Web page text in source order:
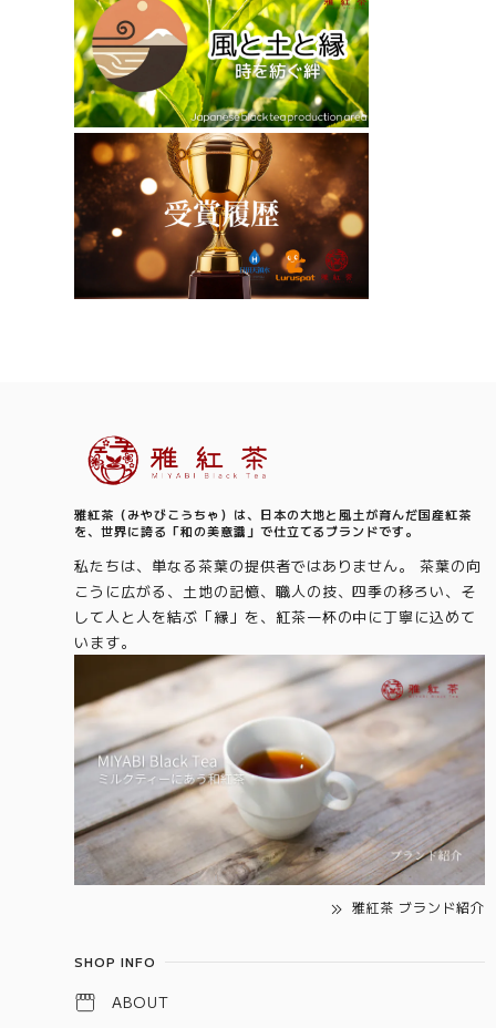
Information
雅紅茶（みやびこうちゃ）は、日本の大地と風土が育んだ国産紅茶
を、世界に誇る「和の美意識」で仕立てるブランドです。
私たちは、単なる茶葉の提供者ではありません。 茶葉の向
こうに広がる、土地の記憶、職人の技、四季の移ろい、そ
して人と人を結ぶ「縁」を、紅茶一杯の中に丁寧に込めて
います。
雅紅茶 ブランド紹介
SHOP INFO
ABOUT